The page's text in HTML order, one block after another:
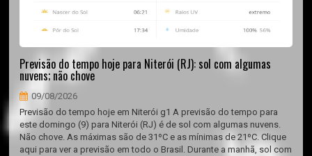
Previsão do tempo hoje para Niterói (RJ): sol com algumas
nuvens; não chove
09/08/2026
Previsão do tempo hoje em Niterói g1 A previsão do tempo para
este domingo (9) para Niterói (RJ) é de sol com algumas nuvens.
Não chove. As máximas são de 31ºC e as mínimas de 21ºC. Clique
aqui para ver a previsão em todo o Brasil. Durante a manhã, sol com